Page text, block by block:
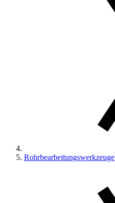
Rohrbearbeitungswerkzeuge